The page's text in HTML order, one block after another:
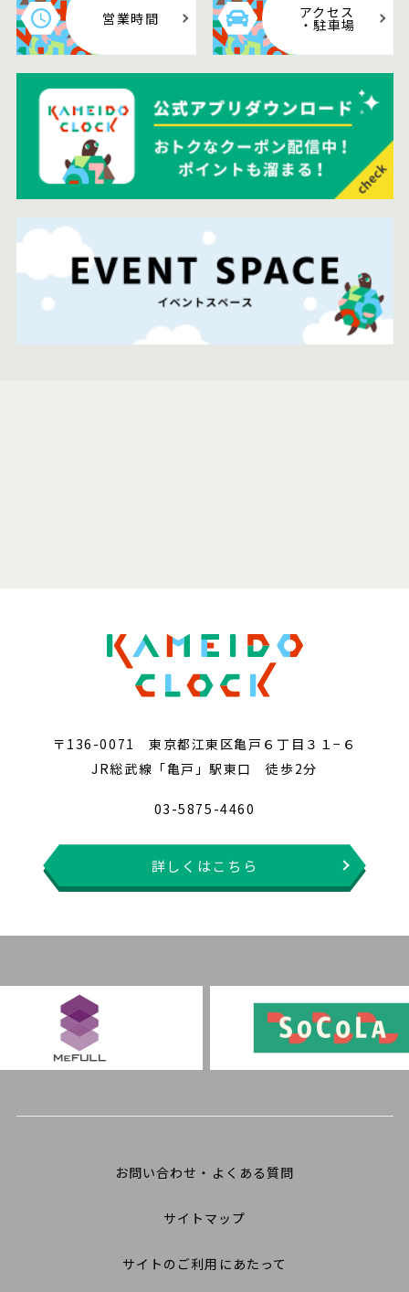
営業時間 アクセス
・駐車場
〒136-0071 東京都江東区亀戸６丁目３１−６
JR総武線「亀戸」駅東口 徒歩2分
03-5875-4460
詳しくはこちら
お問い合わせ・よくある質問
サイトマップ
サイトのご利用にあたって